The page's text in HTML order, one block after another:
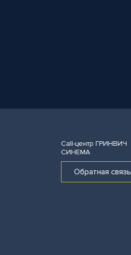
Call-центр ГРИНВИЧ
СИНЕМА
Обратная связь